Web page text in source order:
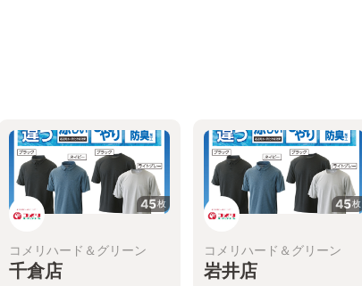
45枚
コメリハード＆グリーン
千倉店
45枚
コメリハード＆グリーン
岩井店